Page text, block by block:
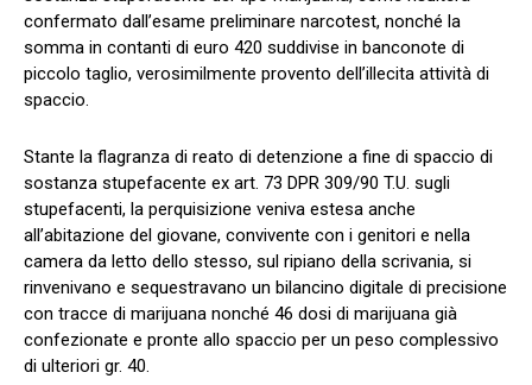
confermato dall’esame preliminare narcotest, nonché la
somma in contanti di euro 420 suddivise in banconote di
piccolo taglio, verosimilmente provento dell’illecita attività di
spaccio.
Stante la flagranza di reato di detenzione a fine di spaccio di
sostanza stupefacente ex art. 73 DPR 309/90 T.U. sugli
stupefacenti, la perquisizione veniva estesa anche
all’abitazione del giovane, convivente con i genitori e nella
camera da letto dello stesso, sul ripiano della scrivania, si
rinvenivano e sequestravano un bilancino digitale di precisione
con tracce di marijuana nonché 46 dosi di marijuana già
confezionate e pronte allo spaccio per un peso complessivo
di ulteriori gr. 40.